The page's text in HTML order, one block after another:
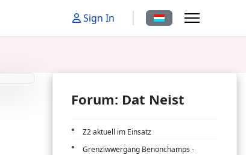
Sign In Sprache auswählen
Forum: Dat Neist
Z2 aktuell im Einsatz
Grenziwwergang Benonchamps -